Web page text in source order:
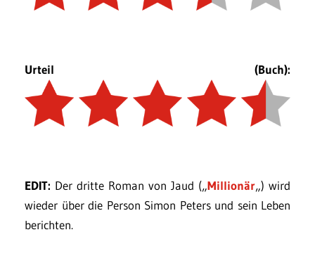
Urteil (Buch):
EDIT: Der dritte Roman von Jaud („Millionär„) wird
wieder über die Person Simon Peters und sein Leben
berichten.